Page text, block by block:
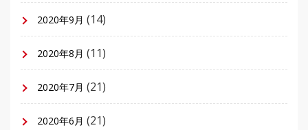
2020年9月 (14)
2020年8月 (11)
2020年7月 (21)
2020年6月 (21)